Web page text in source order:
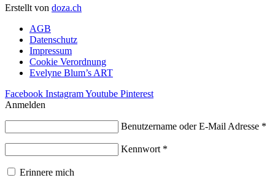
Erstellt von doza.ch
AGB
Datenschutz
Impressum
Cookie Verordnung
Evelyne Blum’s ART
Facebook InstagramYoutube Pinterest
Anmelden
Benutzername oder E-Mail Adresse *
Kennwort *
Erinnere mich